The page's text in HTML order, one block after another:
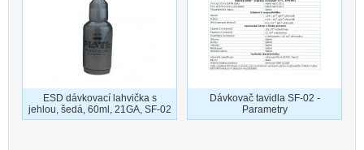
ESD dávkovací lahvička s
jehlou, šedá, 60ml, 21GA, SF-02
Dávkovač tavidla SF-02 -
Parametry